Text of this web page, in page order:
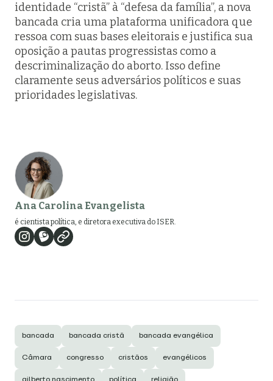
identidade “cristã” à “defesa da família”, a nova
bancada cria uma plataforma unificadora que
ressoa com suas bases eleitorais e justifica sua
oposição a pautas progressistas como a
descriminalização do aborto. Isso define
claramente seus adversários políticos e suas
prioridades legislativas.
Ana Carolina Evangelista
é cientista política, e diretora executiva do ISER.
bancada bancada cristã bancada evangélica
Câmara congresso cristãos evangélicos